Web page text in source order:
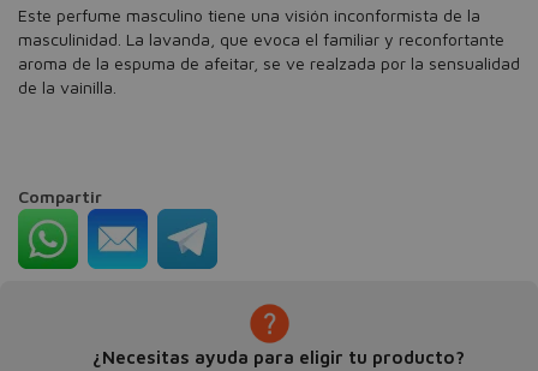
Este perfume masculino tiene una visión inconformista de la
masculinidad. La lavanda, que evoca el familiar y reconfortante
aroma de la espuma de afeitar, se ve realzada por la sensualidad
de la vainilla.
Compartir
¿Necesitas ayuda para eligir tu producto?